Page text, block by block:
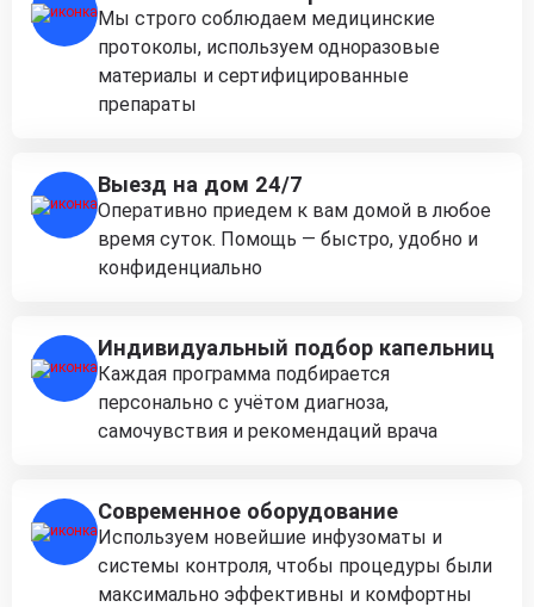
Мы строго соблюдаем медицинские
протоколы, используем одноразовые
материалы и сертифицированные
препараты
Выезд на дом 24/7
Оперативно приедем к вам домой в любое
время суток. Помощь — быстро, удобно и
конфиденциально
Индивидуальный подбор капельниц
Каждая программа подбирается
персонально с учётом диагноза,
самочувствия и рекомендаций врача
Современное оборудование
Используем новейшие инфузоматы и
системы контроля, чтобы процедуры были
максимально эффективны и комфортны